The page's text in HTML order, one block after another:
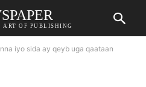
ART OF PUBLISHING
iyo sida ay qeyb uga qaataan